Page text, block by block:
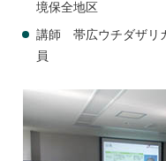
境保全地区
講師 帯広ウチダザリ
員